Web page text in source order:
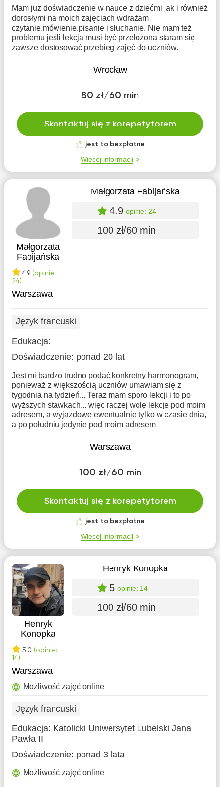
Mam juz doświadczenie w nauce z dziećmi jak i również
dorosłymi na moich zajęciach wdrażam
czytanie,mówienie,pisanie i słuchanie. Nie mam też
problemu jeśli lekcja musi być przełożona staram się
zawsze dostosować przebieg zajęć do uczniów.
Wrocław
80 zł/60 min
Skontaktuj się z korepetytorem
jest to bezpłatne
Więcej informacji
Małgorzata
Fabijańska
4.9 (opinie:
24)
Małgorzata Fabijańska
4.9 opinie: 24
100 zł/60 min
Warszawa
Język francuski
Edukacja:
Doświadczenie: ponad 20 lat
Jest mi bardzo trudno podać konkretny harmonogram,
ponieważ z większością uczniów umawiam się z
tygodnia na tydzień... Teraz mam sporo lekcji i to po
wyższych stawkach... więc raczej wolę lekcje pod moim
adresem, a wyjazdowe ewentualnie tylko w czasie dnia,
a po południu jedynie pod moim adresem
Warszawa
100 zł/60 min
Skontaktuj się z korepetytorem
jest to bezpłatne
Więcej informacji
Henryk
Konopka
5.0 (opinie:
14)
Henryk Konopka
5 opinie: 14
100 zł/60 min
Warszawa
Możliwość zajęć online
Język francuski
Edukacja: Katolicki Uniwersytet Lubelski Jana
Pawła II
Doświadczenie: ponad 3 lata
Możliwość zajęć online